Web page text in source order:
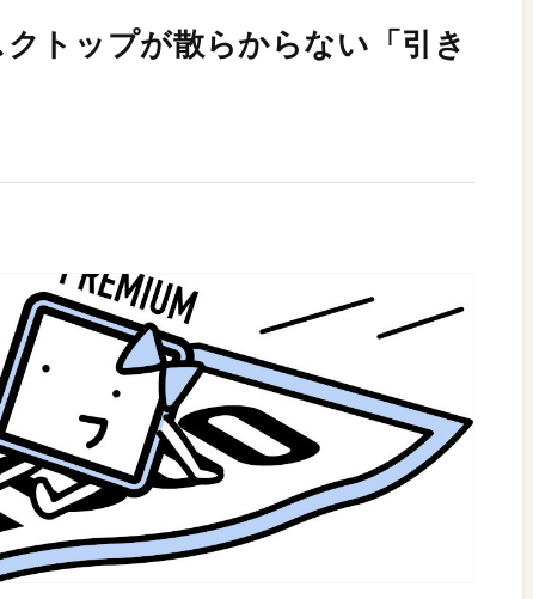
トップが散らからない「引き